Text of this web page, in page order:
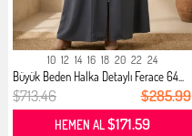
10 12 14 16 18 20 22 24
Büyük Beden Halka Detaylı Ferace 64...
$713.46 $285.99
HEMEN AL$171.59